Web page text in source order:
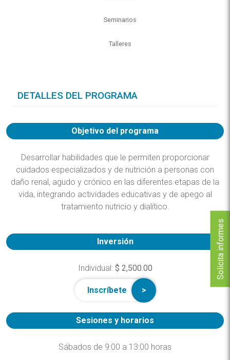
Solicita informes
Seminarios
Talleres
DETALLES DEL PROGRAMA
Objetivo del programa
Desarrollar habilidades que le permiten proporcionar
cuidados especializados y de nutrición a personas con
daño renal, agudo y crónico en las diferentes etapas de la
vida, integrando actividades educativas y de apego al
tratamiento nutricio y dialítico.
Inversión
Individual: $ 2,500.00
Inscríbete
Sesiones y horarios
Sábados de 9:00 a 13:00 horas